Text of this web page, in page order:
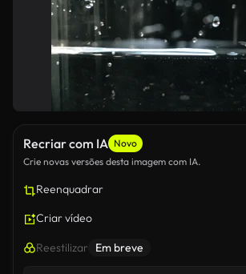
Recriar com IA Novo
Crie novas versões desta imagem com IA.
Reenquadrar
Criar vídeo
Reestilizar Em breve